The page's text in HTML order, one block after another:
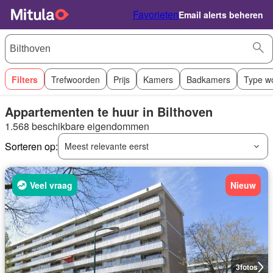
FavorietenEmail alerts beheren
Filters Trefwoorden Prijs Kamers Badkamers Type
Appartementen te huur in Bilthoven
1.568 beschikbare eigendommen
Sorteren op:
Meest relevante eerst
3fotos
Veel vraag Nieuw